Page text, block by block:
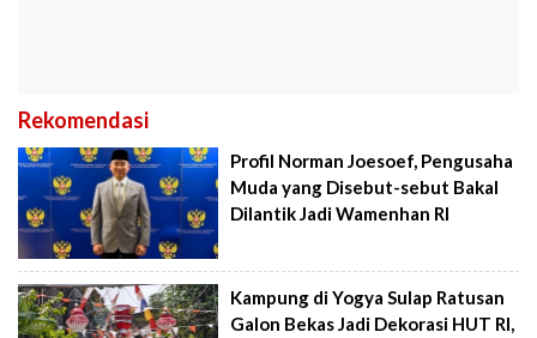
Rekomendasi
Profil Norman Joesoef, Pengusaha
Muda yang Disebut-sebut Bakal
Dilantik Jadi Wamenhan RI
Kampung di Yogya Sulap Ratusan
Galon Bekas Jadi Dekorasi HUT RI,